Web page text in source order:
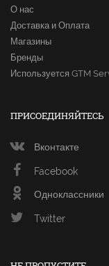
О нас
Доставка и Оплата
Магазины
Бренды
Используется GTM
ПРИСОЕДИНЯЙТЕСЬ
Вконтакте
Facebook
Одноклассники
Twitter